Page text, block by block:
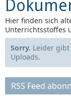
Hier finden sich
Unterrichtsstoffes
Sorry. Leider
Uploads.
RSS Feed